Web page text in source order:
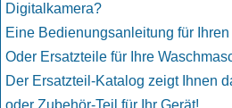
Digitalkamera?
Eine Bedienungsanleitung für
Oder Ersatzteile für Ihre
Der Ersatzteil-Katalog zeigt Ihnen
oder Zubehör-Teil für Ihr Gerät!